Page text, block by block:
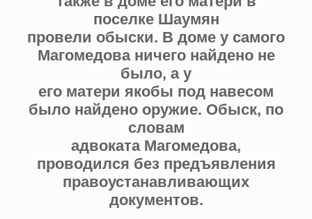
поселке Шаумян
провели обыски. В доме у самого
Магомедова ничего найдено не
было, а у
его матери якобы под навесом
было найдено оружие. Обыск, по
словам
адвоката Магомедова,
проводился без предъявления
правоустанавливающих
документов.